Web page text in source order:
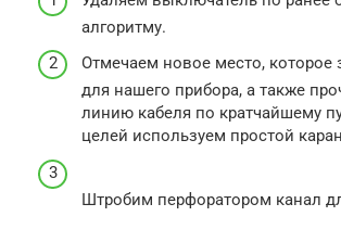
алгоритму.
Отмечаем новое место, которое
для нашего прибора, а также
линию кабеля по кратчайшему
целей используем простой
Штробим перфоратором канал